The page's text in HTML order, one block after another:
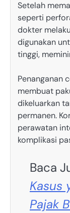
Setelah
seperti
dokter
digunakan
tinggi,
Penanganan
membuat
dikeluarkan
permanen.
perawatan
komplikasi
Baca
Kasus
Pajak